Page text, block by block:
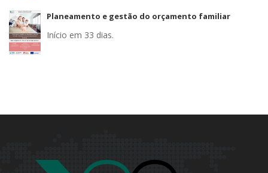
Planeamento e gestão do orçamento familiar
Início em 33 dias.